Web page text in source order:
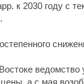
к 2030 году с
а с мая